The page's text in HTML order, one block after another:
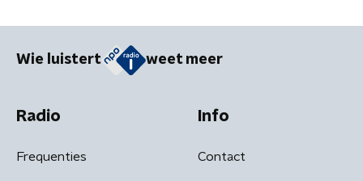
Wie luistert weet meer
Radio
Frequenties
Info
Contact